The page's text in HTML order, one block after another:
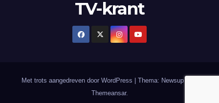
TV-krant
Met trots aangedreven door WordPress
Thema: Newsup door
Themeansar.